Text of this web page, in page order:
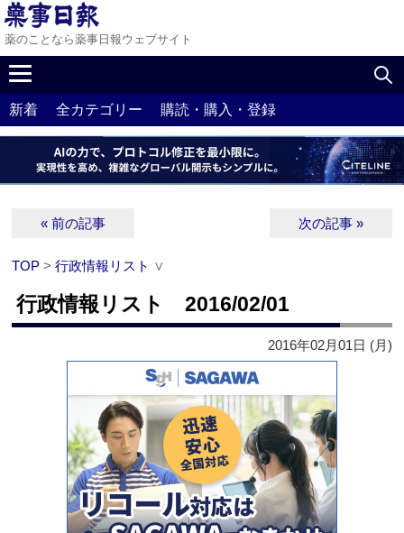
薬のことなら薬事日報ウェブサイト
新着 全カテゴリー 購読・購入・登録
« 前の記事 次の記事 »
TOP >行政情報リスト ∨
行政情報リスト 2016/02/01
2016年02月01日 (月)